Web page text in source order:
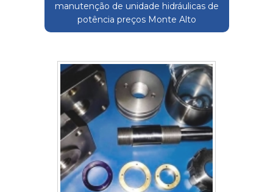
manutenção de unidade hidráulicas de
potência preços Monte Alto